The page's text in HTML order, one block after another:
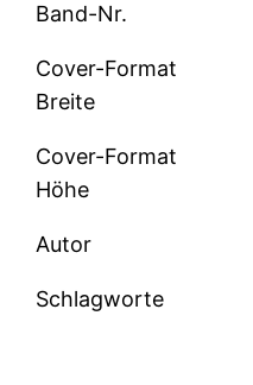
Band-Nr.
Cover-Format
Breite
Cover-Format
Höhe
Autor
Schlagworte